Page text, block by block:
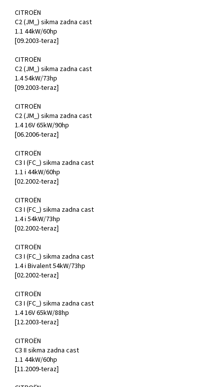
CITROËN
C2 (JM_) sikma zadna cast
1.1 44kW/60hp
[09.2003-teraz]
CITROËN
C2 (JM_) sikma zadna cast
1.4 54kW/73hp
[09.2003-teraz]
CITROËN
C2 (JM_) sikma zadna cast
1.4 16V 65kW/90hp
[06.2006-teraz]
CITROËN
C3 I (FC_) sikma zadna cast
1.1 i 44kW/60hp
[02.2002-teraz]
CITROËN
C3 I (FC_) sikma zadna cast
1.4 i 54kW/73hp
[02.2002-teraz]
CITROËN
C3 I (FC_) sikma zadna cast
1.4 i Bivalent 54kW/73hp
[02.2002-teraz]
CITROËN
C3 I (FC_) sikma zadna cast
1.4 16V 65kW/88hp
[12.2003-teraz]
CITROËN
C3 II sikma zadna cast
1.1 44kW/60hp
[11.2009-teraz]